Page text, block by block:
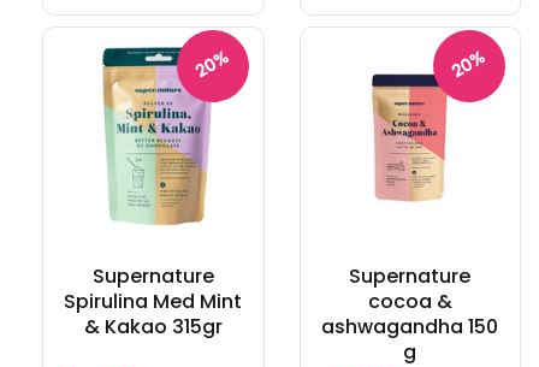
20%
Supernature
Spirulina Med Mint
& Kakao 315gr
20%
Supernature
cocoa &
ashwagandha 150
g